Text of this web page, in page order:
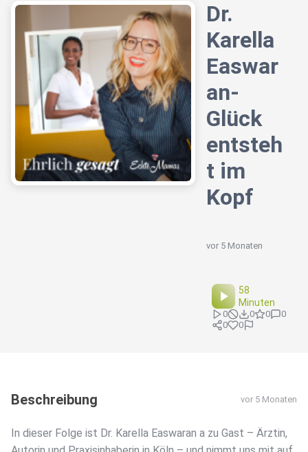
Dr.
Karella
Easwar
an-
Glück
entsteh
t im
Kopf
vor 5 Monaten
58
Minuten
0 0 0
0
0
0
Beschreibung vor 5 Monaten
In dieser Folge ist Dr. Karella Easwaran a zu Gast – Ärztin,